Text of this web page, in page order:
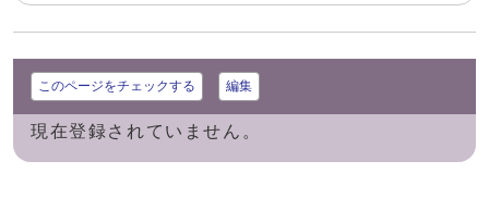
このページをチェックする 編集
現在登録されていません。